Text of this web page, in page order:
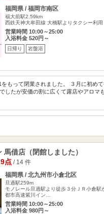
福岡県 / 福岡市南区
福大前駅2.59km
西鉄天神大牟田線 大橋駅よりタクシー利用
営業時間 10:00～25:00
入浴料金 520円～
日帰り 岩盤浴
をもって閉業されました。 ３月に初め
したが安価の割に広くて露店やアロマ
借店（閉館しました）
点 / 14 件
福岡県 / 北九州市小倉北区
旦過駅259m
モノレール旦過駅より徒歩３分ＪＲ小倉駅
都市高速紫川イン…
営業時間 10:00～25:00
入浴料金 980円～